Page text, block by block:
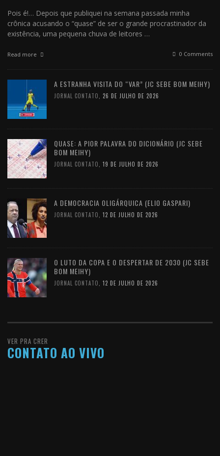
Pois é!… Depois que publiquei na semana passada minha
crônica acusando o “quase” de ser o grande procrastinador da
existência, uma pequena chuva de leitores …
Read more 0 Comments
A ESTRANHA VISITA DO “VAR” (JC SEBE BOM MEIHY)
JORNAL CONTATO, 26 DE JULHO DE 2026
QUASE: A PIOR PALAVRA DO DICIONÁRIO (JC SEBE
BOM MEIHY)
JORNAL CONTATO, 19 DE JULHO DE 2026
A DEMOCRACIA OLIGÁRQUICA (ELIO GASPARI)
JORNAL CONTATO, 12 DE JULHO DE 2026
O LUTO DA COPA E O DESPERTAR DE 2030 (JC SEBE
BOM MEIHY)
JORNAL CONTATO, 12 DE JULHO DE 2026
VER PRA CRER
CONTATO AO VIVO